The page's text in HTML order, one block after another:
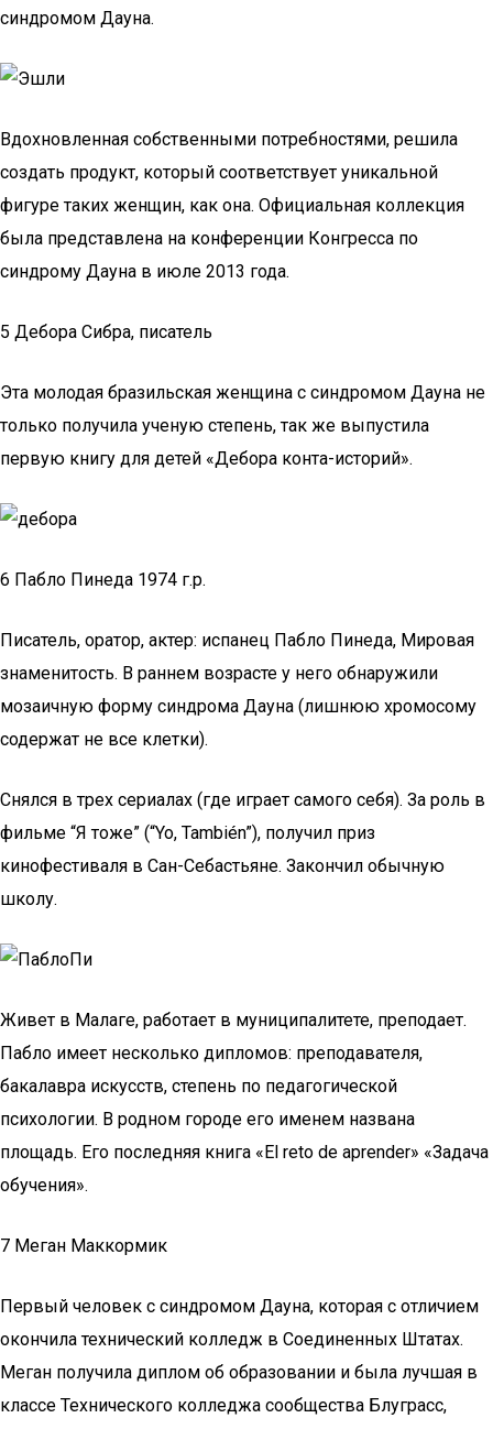
синдромом Дауна.
Вдохновленная собственными потребностями, решила
создать продукт, который соответствует уникальной
фигуре таких женщин, как она. Официальная коллекция
была представлена на конференции Конгресса по
синдрому Дауна в июле 2013 года.
5 Дебора Сибра, писатель
Эта молодая бразильская женщина с синдромом Дауна не
только получила ученую степень, так же выпустила
первую книгу для детей «Дебора конта-историй».
6 Пабло Пинеда 1974 г.р.
Писатель, оратор, актер: испанец Пабло Пинеда, Мировая
знаменитость. В раннем возрасте у него обнаружили
мозаичную форму синдрома Дауна (лишнюю хромосому
содержат не все клетки).
Снялся в трех сериалах (где играет самого себя). За роль в
фильме “Я тоже” (“Yo, También”), получил приз
кинофестиваля в Сан-Себастьяне. Закончил обычную
школу.
Живет в Малаге, работает в муниципалитете, преподает.
Пабло имеет несколько дипломов: преподавателя,
бакалавра искусств, степень по педагогической
психологии. В родном городе его именем названа
площадь. Его последняя книга «El reto de aprender» «Задача
обучения».
7 Меган Маккормик
Первый человек с синдромом Дауна, которая с отличием
окончила технический колледж в Соединенных Штатах.
Меган получила диплом об образовании и была лучшая в
классе Технического колледжа сообщества Блуграсс,